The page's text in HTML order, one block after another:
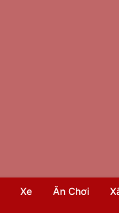
Xe Ăn Chơi